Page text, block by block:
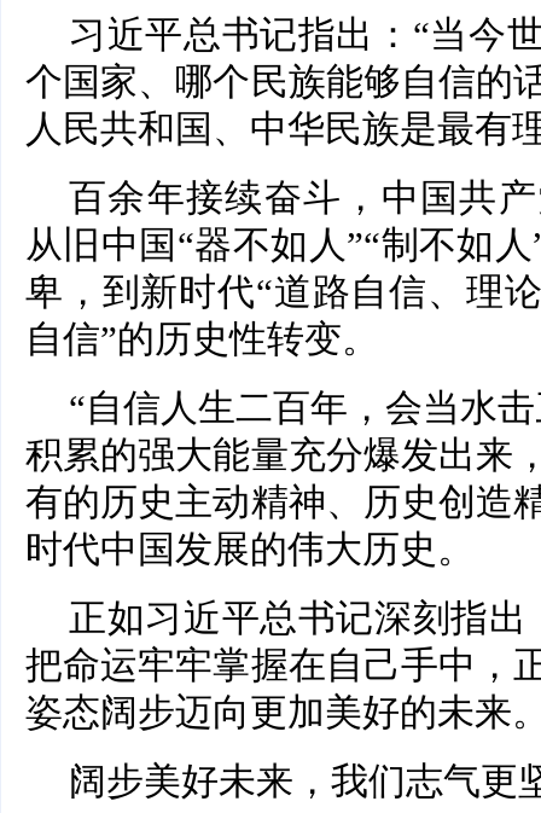
习近平总书记指出：“当今
个国家、哪个民族能够自信的
人民共和国、中华民族是最有
百余年接续奋斗，中国共
从旧中国“器不如人”“制不如
卑，到新时代“道路自信、理
自信”的历史性转变。
“自信人生二百年，会当水
积累的强大能量充分爆发出来
有的历史主动精神、历史创造
时代中国发展的伟大历史。
正如习近平总书记深刻指
把命运牢牢掌握在自己手中，
姿态阔步迈向更加美好的未来
阔步美好未来，我们志气更